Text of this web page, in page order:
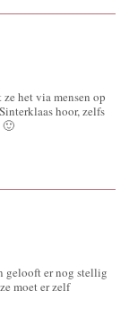
het via mensen op
hoor, zelfs
🙂
gelooft er nog stellig
moet er zelf